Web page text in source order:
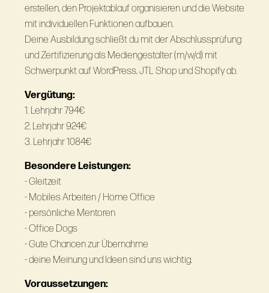
erstellen, den Projektablauf organisieren und die Website
mit individuellen Funktionen aufbauen.
Deine Ausbildung schließt du mit der Abschlussprüfung
und Zertifizierung als Mediengestalter (m/w/d) mit
Schwerpunkt auf WordPress, JTL Shop und Shopify ab.
Vergütung:
1. Lehrjahr 794€
2. Lehrjahr 924€
3. Lehrjahr 1084€
Besondere Leistungen:
- Gleitzeit
- Mobiles Arbeiten / Home Office
- persönliche Mentoren
- Office Dogs
- Gute Chancen zur Übernahme
- deine Meinung und Ideen sind uns wichtig.
Voraussetzungen: